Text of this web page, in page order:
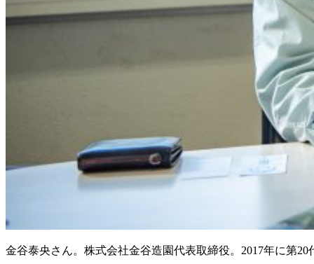
金谷泰央さん。株式会社金谷造園代表取締役。2017年に第